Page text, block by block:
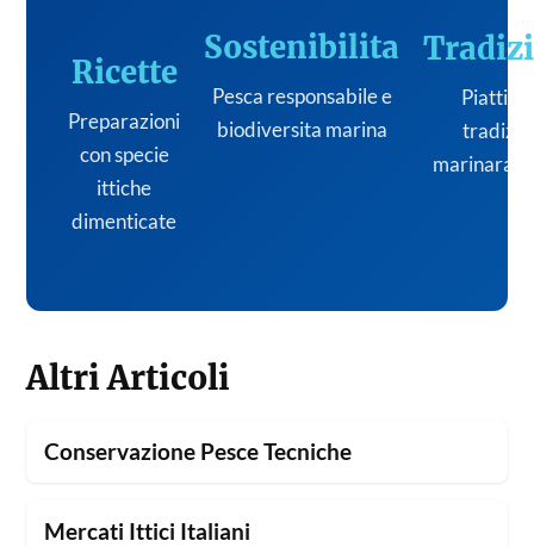
Ricette
Preparazioni
con specie
ittiche
dimenticate
Sostenibilita
Pesca responsabile e
biodiversita marina
Piatti
marinara
Altri Articoli
Conservazione Pesce Tecniche
Mercati Ittici Italiani